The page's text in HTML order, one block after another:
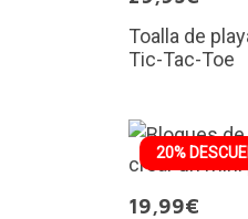
Toalla de
Tic-Tac-Toe
20%
19,99€